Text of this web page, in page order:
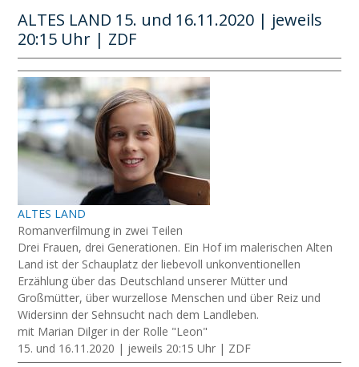
ALTES LAND 15. und 16.11.2020 | jeweils
20:15 Uhr | ZDF
ALTES LAND
Romanverfilmung in zwei Teilen
Drei Frauen, drei Generationen. Ein Hof im malerischen Alten
Land ist der Schauplatz der liebevoll unkonventionellen
Erzählung über das Deutschland unserer Mütter und
Großmütter, über wurzellose Menschen und über Reiz und
Widersinn der Sehnsucht nach dem Landleben.
mit Marian Dilger in der Rolle "Leon"
15. und 16.11.2020 | jeweils 20:15 Uhr | ZDF